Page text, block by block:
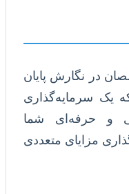
در نگارش پایان
یک سرمایه‌گذاری
و حرفه‌ای شما
مزایای متعددی